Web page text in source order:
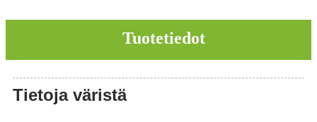
Tuotetiedot
Tietoja väristä